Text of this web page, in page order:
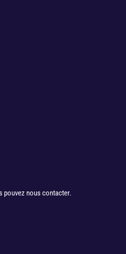
pouvez nous contacter.